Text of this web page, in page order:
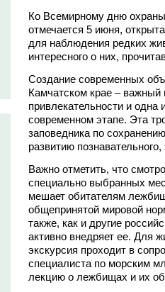
Ко Всемирному дню
отмечается 5 июня,
для наблюдения редких
интересного о них,
Создание современных
Камчатском крае –
привлекательности и одна
современном этапе. Эта
заповедника по
развитию
Важно отметить, что
специально выбранных
мешает обитателям
общепринятой мировой
также, как и другие
активно внедряет ее. Для
экскурсия проходит в
специалиста по морским
лекцию о лежбищах и их